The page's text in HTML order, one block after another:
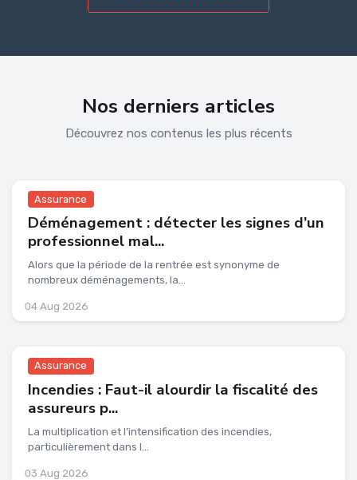
Nos derniers articles
Découvrez nos contenus les plus récents
Assurance
Déménagement : détecter les signes d’un
professionnel mal...
Alors que la période de la rentrée est synonyme de
nombreux déménagements, la...
04 Aug 2026
Assurance
Incendies : Faut-il alourdir la fiscalité des
assureurs p...
La multiplication et l’intensification des incendies,
particulièrement dans l...
03 Aug 2026